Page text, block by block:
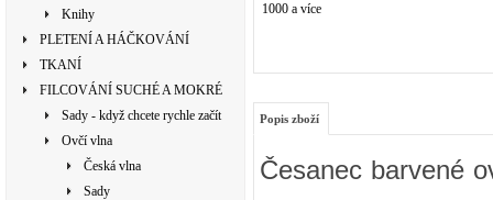
Knihy
PLETENÍ A HÁČKOVÁNÍ
TKANÍ
FILCOVÁNÍ SUCHÉ A MOKRÉ
Sady - když chcete rychle začít
Ovčí vlna
Česká vlna
Sady
1000 a více
Popis zboží
Česanec barvené